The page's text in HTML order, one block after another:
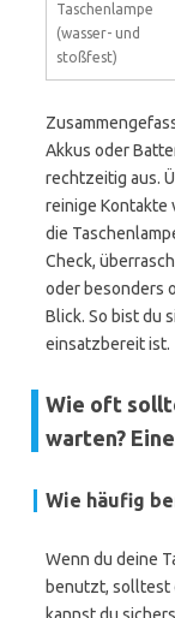
Taschenlampe
(wasser- und
stoßfest)
Akkus oder
rechtzeitig aus.
reinige Kontakte
die
Check,
oder besonders
Blick. So bist du
einsatzbereit ist.
Wie oft
warten?
Wie häufig
Wenn du deine
benutzt, solltest